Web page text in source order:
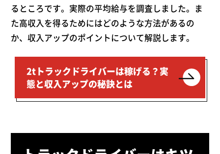
るところです。実際の平均給与を調査しました。ま
た高収入を得るためにはどのような方法があるの
か、収入アップのポイントについて解説します。
2tトラックドライバーは稼げる？実
態と収入アップの秘訣とは